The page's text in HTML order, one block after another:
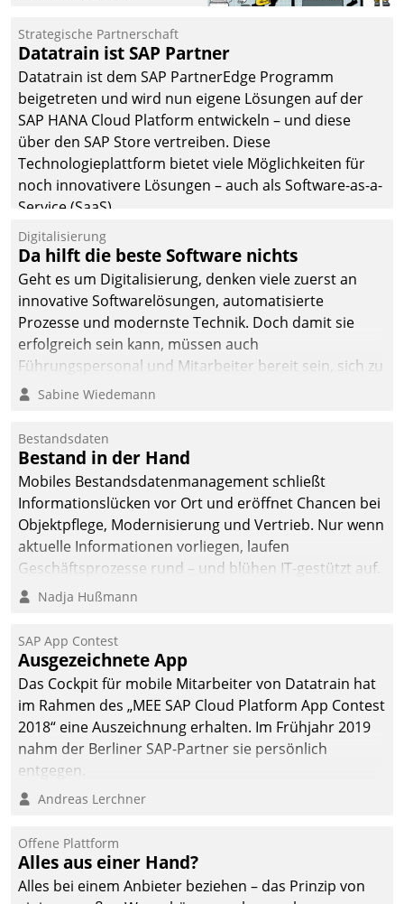
Jahresbeginn eine
Überblick, Einsicht und
Eingriff bietende Lösung.
Zur Entwicklung setzte
man auf
Cloudtechnologie,
bewährte und Startup-
Partner sowie erstmals
agile Projektmethoden.
Strategische Partnerschaft
Datatrain ist SAP Partner
Datatrain ist dem SAP PartnerEdge Programm
beigetreten und wird nun eigene Lösungen auf der
SAP HANA Cloud Platform entwickeln – und diese
über den SAP Store vertreiben. Diese
Technologieplattform bietet viele Möglichkeiten für
noch innovativere Lösungen – auch als Software-as-a-
Service (SaaS).
Digitalisierung
Da hilft die beste Software nichts
Geht es um Digitalisierung, denken viele zuerst an
innovative Softwarelösungen, automatisierte
Prozesse und modernste Technik. Doch damit sie
erfolgreich sein kann, müssen auch
Führungspersonal und Mitarbeiter bereit sein, sich zu
verändern und anzupassen, sonst werden sie an ihr
Sabine Wiedemann
Bestandsdaten
Bestand in der Hand
Mobiles Bestandsdatenmanagement schließt
Informationslücken vor Ort und eröffnet Chancen bei
Objektpflege, Modernisierung und Vertrieb. Nur wenn
aktuelle Informationen vorliegen, laufen
Geschäftsprozesse rund – und blühen IT-gestützt auf.
Nadja Hußmann
SAP App Contest
Ausgezeichnete App
Das Cockpit für mobile Mitarbeiter von Datatrain hat
im Rahmen des „MEE SAP Cloud Platform App Contest
2018“ eine Auszeichnung erhalten. Im Frühjahr 2019
nahm der Berliner SAP-Partner sie persönlich
entgegen.
Andreas Lerchner
Offene Plattform
Alles aus einer Hand?
Alles bei einem Anbieter beziehen – das Prinzip von